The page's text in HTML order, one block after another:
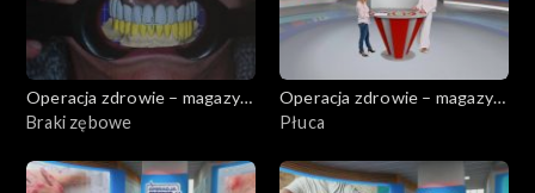
Operacja zdrowie – magazyn
medyczny
Braki zębowe
Operacja zdrowie – magazyn
medyczny
Płuca